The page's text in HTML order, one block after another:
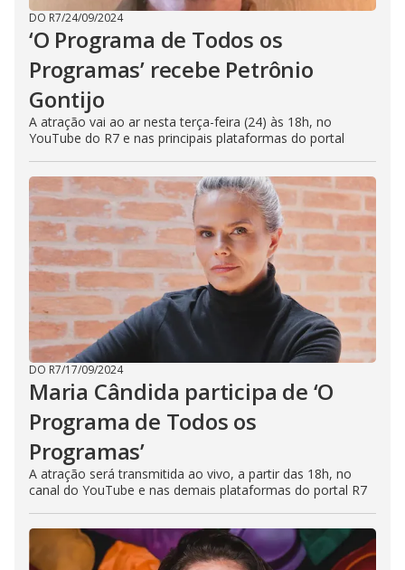
DO R7/24/09/2024
‘O Programa de Todos os
Programas’ recebe Petrônio
Gontijo
A atração vai ao ar nesta terça-feira (24) às 18h, no
YouTube do R7 e nas principais plataformas do portal
DO R7/17/09/2024
Maria Cândida participa de ‘O
Programa de Todos os
Programas’
A atração será transmitida ao vivo, a partir das 18h, no
canal do YouTube e nas demais plataformas do portal R7